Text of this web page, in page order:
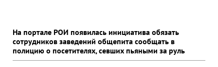
На портале РОИ появилась инициатива обязать
сотрудников заведений общепита сообщать в
полицию о посетителях, севших пьяными за руль